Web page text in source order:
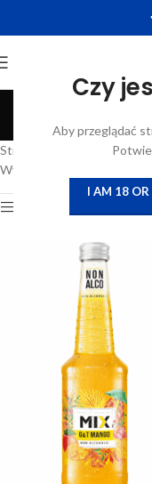
Czy
Aby przeglądać
I AM 18 OR
Strona główna
Katalog/
Wyświetlanie wszystkich